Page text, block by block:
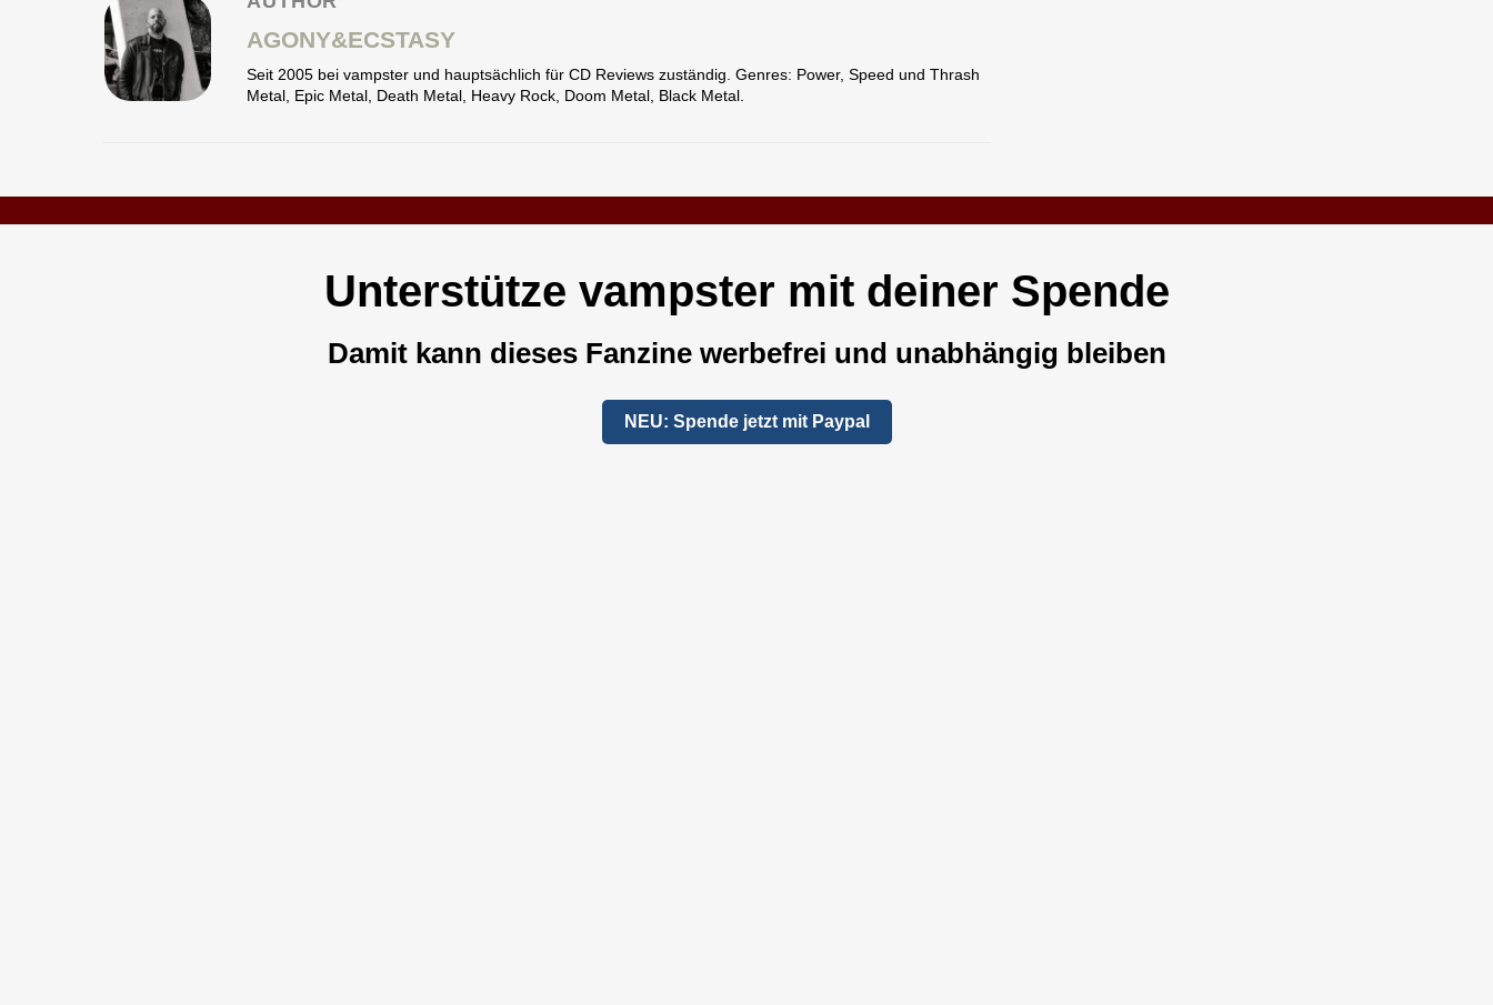
AGONY&ECSTASY
Seit 2005 bei vampster und hauptsächlich für CD Reviews zuständig. Genres: Power, Speed und Thrash
Metal, Epic Metal, Death Metal, Heavy Rock, Doom Metal, Black Metal.
Unterstütze vampster mit deiner Spende
Damit kann dieses Fanzine werbefrei und unabhängig bleiben
NEU: Spende jetzt mit Paypal